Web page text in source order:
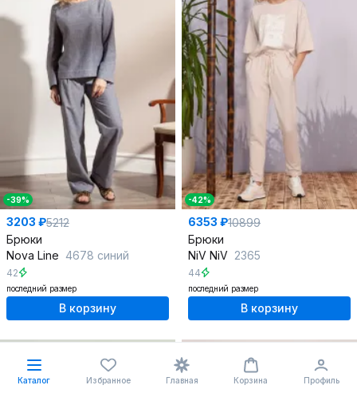
-39%
3203 ₽5212
Брюки
Nova Line 4678 синий
42
последний размер
В корзину
-42%
6353 ₽10899
Брюки
NiV NiV 2365
44
последний размер
В корзину
Каталог Избранное Главная Корзина Профиль